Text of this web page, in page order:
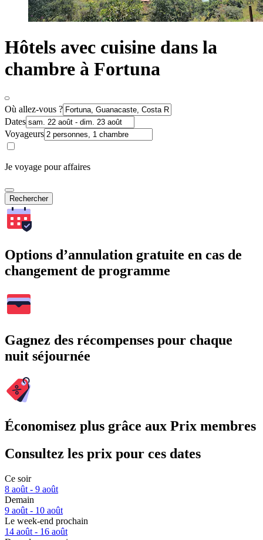
Hôtels avec cuisine dans la
chambre à Fortuna
Où allez-vous ?
Dates
Voyageurs
Je voyage pour affaires
Rechercher
Options d’annulation gratuite en cas de
changement de programme
Gagnez des récompenses pour chaque
nuit séjournée
Économisez plus grâce aux Prix membres
Consultez les prix pour ces dates
Ce soir
8 août - 9 août
Demain
9 août - 10 août
Le week-end prochain
14 août - 16 août